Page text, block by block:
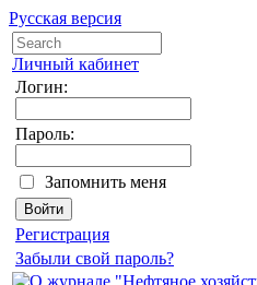
Русская версия
Личный кабинет
Логин:
Пароль:
Запомнить меня
Регистрация
Забыли свой пароль?